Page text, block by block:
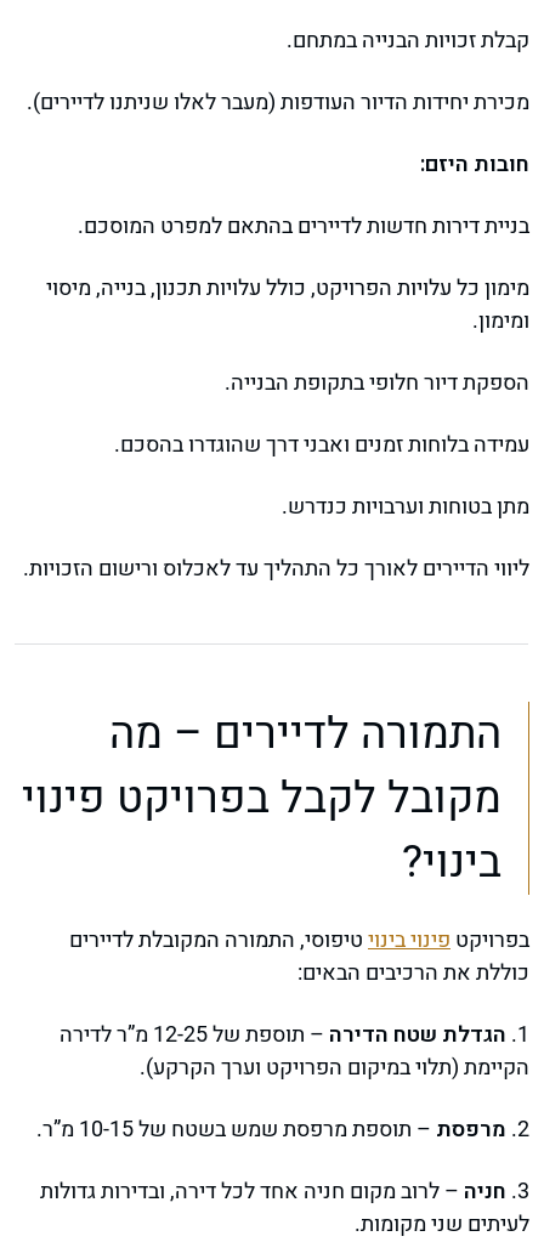
קבלת זכויות הבנייה במתחם.
מכירת יחידות הדיור העודפות (מעבר לאלו שניתנו לדיירים).
חובות היזם:
בניית דירות חדשות לדיירים בהתאם למפרט המוסכם.
מימון כל עלויות הפרויקט, כולל עלויות תכנון, בנייה, מיסוי
ומימון.
הספקת דיור חלופי בתקופת הבנייה.
עמידה בלוחות זמנים ואבני דרך שהוגדרו בהסכם.
מתן בטוחות וערבויות כנדרש.
ליווי הדיירים לאורך כל התהליך עד לאכלוס ורישום הזכויות.
התמורה לדיירים – מה
מקובל לקבל בפרויקט פינוי
בינוי?
בפרויקטפינוי בינויטיפוסי, התמורה המקובלת לדיירים
כוללת את הרכיבים הבאים:
1. הגדלת שטח הדירה
– תוספת של 12-25 מ”ר לדירה
הקיימת (תלוי במיקום הפרויקט וערך הקרקע).
2. מרפסת – תוספת מרפסת שמש בשטח של 10-15 מ”ר.
3. חניה – לרוב מקום חניה אחד לכל דירה, ובדירות גדולות
לעיתים שני מקומות.